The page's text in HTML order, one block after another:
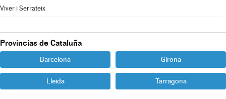
Viver i Serrateix
Provincias de Cataluña
Barcelona Girona
Lleida Tarragona